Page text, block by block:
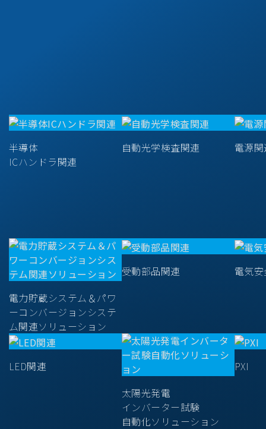
半導体
ICハンドラ関連
自動光学検査関連 電源
電力貯蔵システム＆パワ
ーコンバージョンシステ
ム関連ソリューション
受動部品関連 電気
LED関連
太陽光発電
インバーター試験
自動化ソリューション
PXI